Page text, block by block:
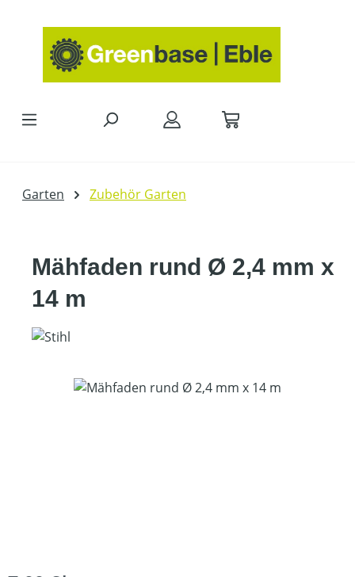
Garten Zubehör Garten
Mähfaden rund Ø 2,4 mm x
14 m
Bildergalerie überspringen